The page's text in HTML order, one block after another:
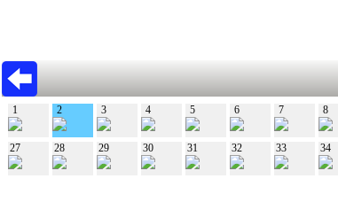
1 2 3 4 5 6 7 8
27 28 29 30 31 32 33 34